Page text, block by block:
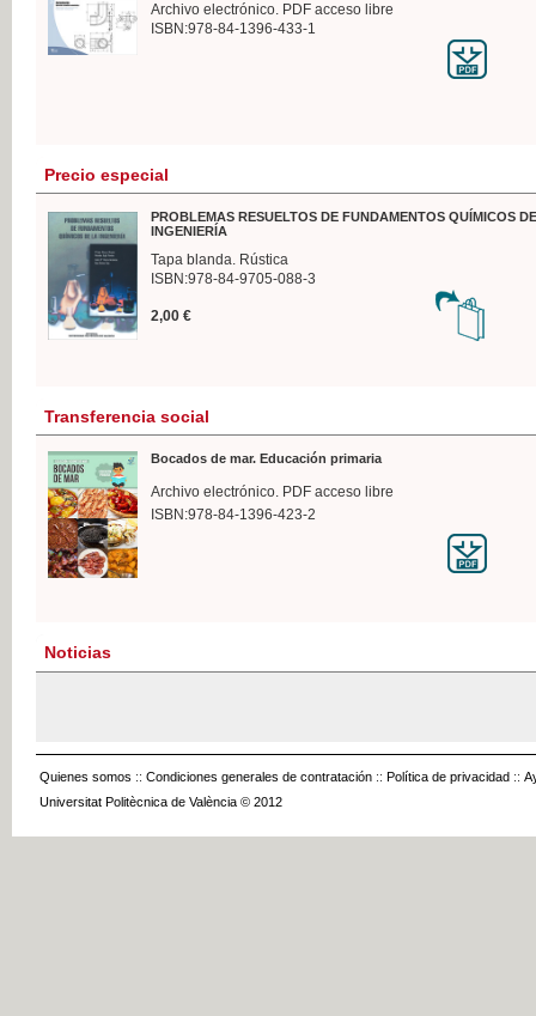
Archivo electrónico. PDF acceso libre
ISBN:978-84-1396-433-1
Precio especial
PROBLEMAS RESUELTOS DE FUNDAMENTOS QUÍMICOS
INGENIERÍA
Tapa blanda. Rústica
ISBN:978-84-9705-088-3
2,00 €
Transferencia social
Bocados de mar. Educación primaria
Archivo electrónico. PDF acceso libre
ISBN:978-84-1396-423-2
Noticias
Quienes somos :: Condiciones generales de contratación :: Política de privacidad ::
Universitat Politècnica de València © 2012